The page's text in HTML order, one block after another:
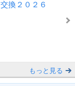
換２０２６
もっと見る